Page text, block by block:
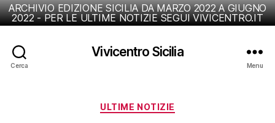
ARCHIVIO EDIZIONE SICILIA DA MARZO 2022 A GIUGNO
2022 - PER LE ULTIME NOTIZIE SEGUI VIVICENTRO.IT
Cerca
Vivicentro Sicilia
Menu
Categorie
ULTIME NOTIZIE